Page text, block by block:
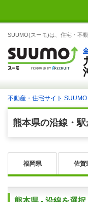
SUUMO(スーモ)は、住宅・不
不動産・住宅サイト SUUMO
熊本県の沿線・
福岡県 佐賀